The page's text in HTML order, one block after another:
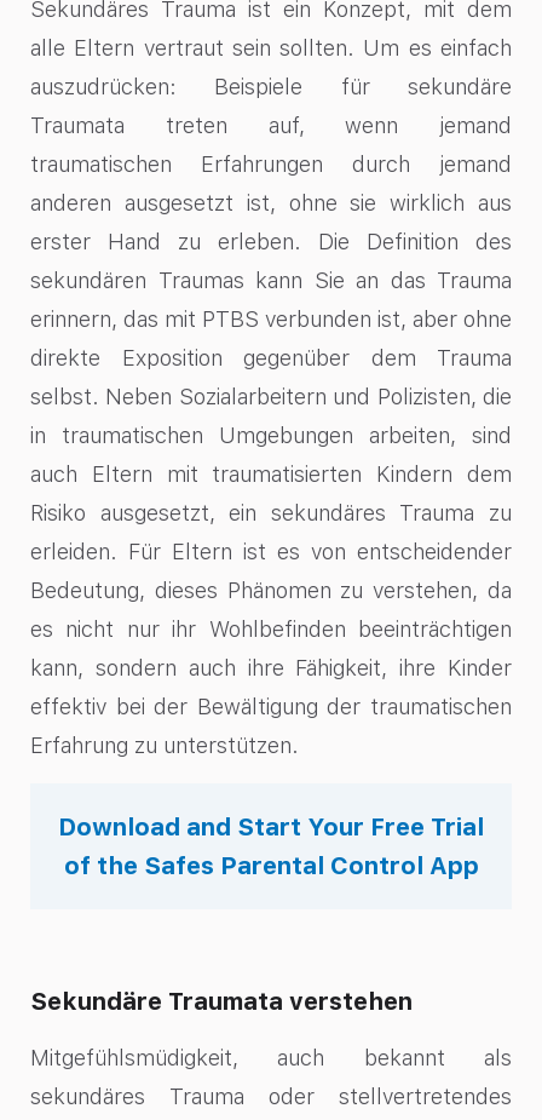
Sekundäres Trauma ist ein Konzept, mit dem
alle Eltern vertraut sein sollten. Um es einfach
auszudrücken: Beispiele für sekundäre
Traumata treten auf, wenn jemand
traumatischen Erfahrungen durch jemand
anderen ausgesetzt ist, ohne sie wirklich aus
erster Hand zu erleben. Die Definition des
sekundären Traumas kann Sie an das Trauma
erinnern, das mit PTBS verbunden ist, aber ohne
direkte Exposition gegenüber dem Trauma
selbst. Neben Sozialarbeitern und Polizisten, die
in traumatischen Umgebungen arbeiten, sind
auch Eltern mit traumatisierten Kindern dem
Risiko ausgesetzt, ein sekundäres Trauma zu
erleiden. Für Eltern ist es von entscheidender
Bedeutung, dieses Phänomen zu verstehen, da
es nicht nur ihr Wohlbefinden beeinträchtigen
kann, sondern auch ihre Fähigkeit, ihre Kinder
effektiv bei der Bewältigung der traumatischen
Erfahrung zu unterstützen.
Download and Start Your Free Trial
of the Safes Parental Control App
Sekundäre Traumata verstehen
Mitgefühlsmüdigkeit, auch bekannt als
sekundäres Trauma oder stellvertretendes